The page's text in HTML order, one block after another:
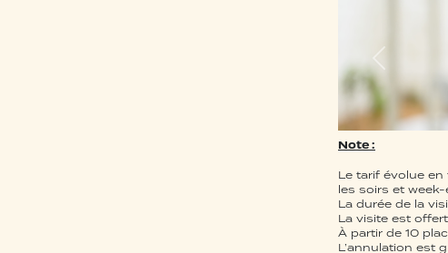
Note :
Le tarif évolue
les soirs et week-
La durée de la
La visite est
À partir de 10
L’annulation est